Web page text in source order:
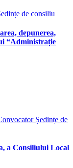
de consiliu
depunerea,
“Administrație
Ședințe de
a Consiliului Local